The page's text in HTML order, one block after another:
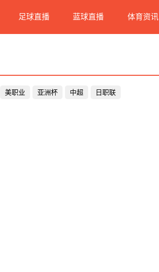
足球直播 蓝球直播 体育资讯
美职业 亚洲杯 中超 日职联